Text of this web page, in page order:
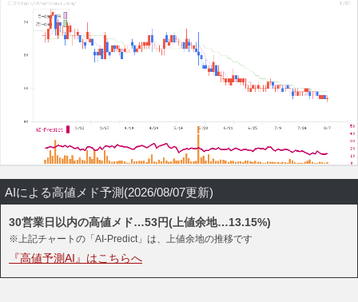
AIによる高値メド予測(2026/08/07更新)
30営業日以内の高値メド…53円(上値余地…13.15%)
※上記チャートの「AI-Predict」は、上値余地の推移です
『高値予測AI』はこちらへ